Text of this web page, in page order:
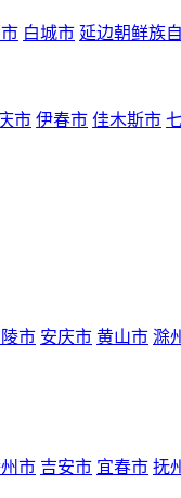
白城市 延边朝鲜族
市 伊春市 佳木斯市
市 安庆市 黄山市 滁
市 吉安市 宜春市 抚